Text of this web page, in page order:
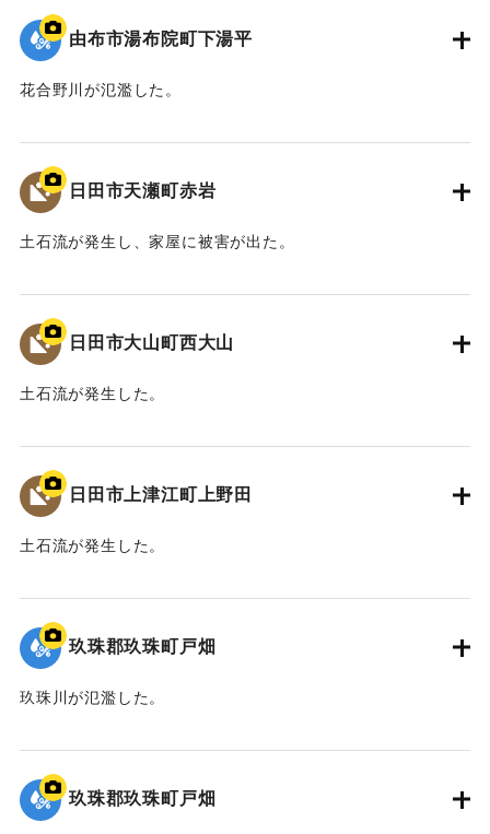
由布市湯布院町下湯平
花合野川が氾濫した。
2020/7/6｜固有コード:01215086
日田市天瀬町赤岩
土石流が発生し、家屋に被害が出た。
2020/7/6｜固有コード:01215085
日田市大山町西大山
土石流が発生した。
2020/7/6｜固有コード:01215084
日田市上津江町上野田
土石流が発生した。
2020/7/6｜固有コード:01215083
玖珠郡玖珠町戸畑
玖珠川が氾濫した。
2020/7/6｜固有コード:01215082
玖珠郡玖珠町戸畑